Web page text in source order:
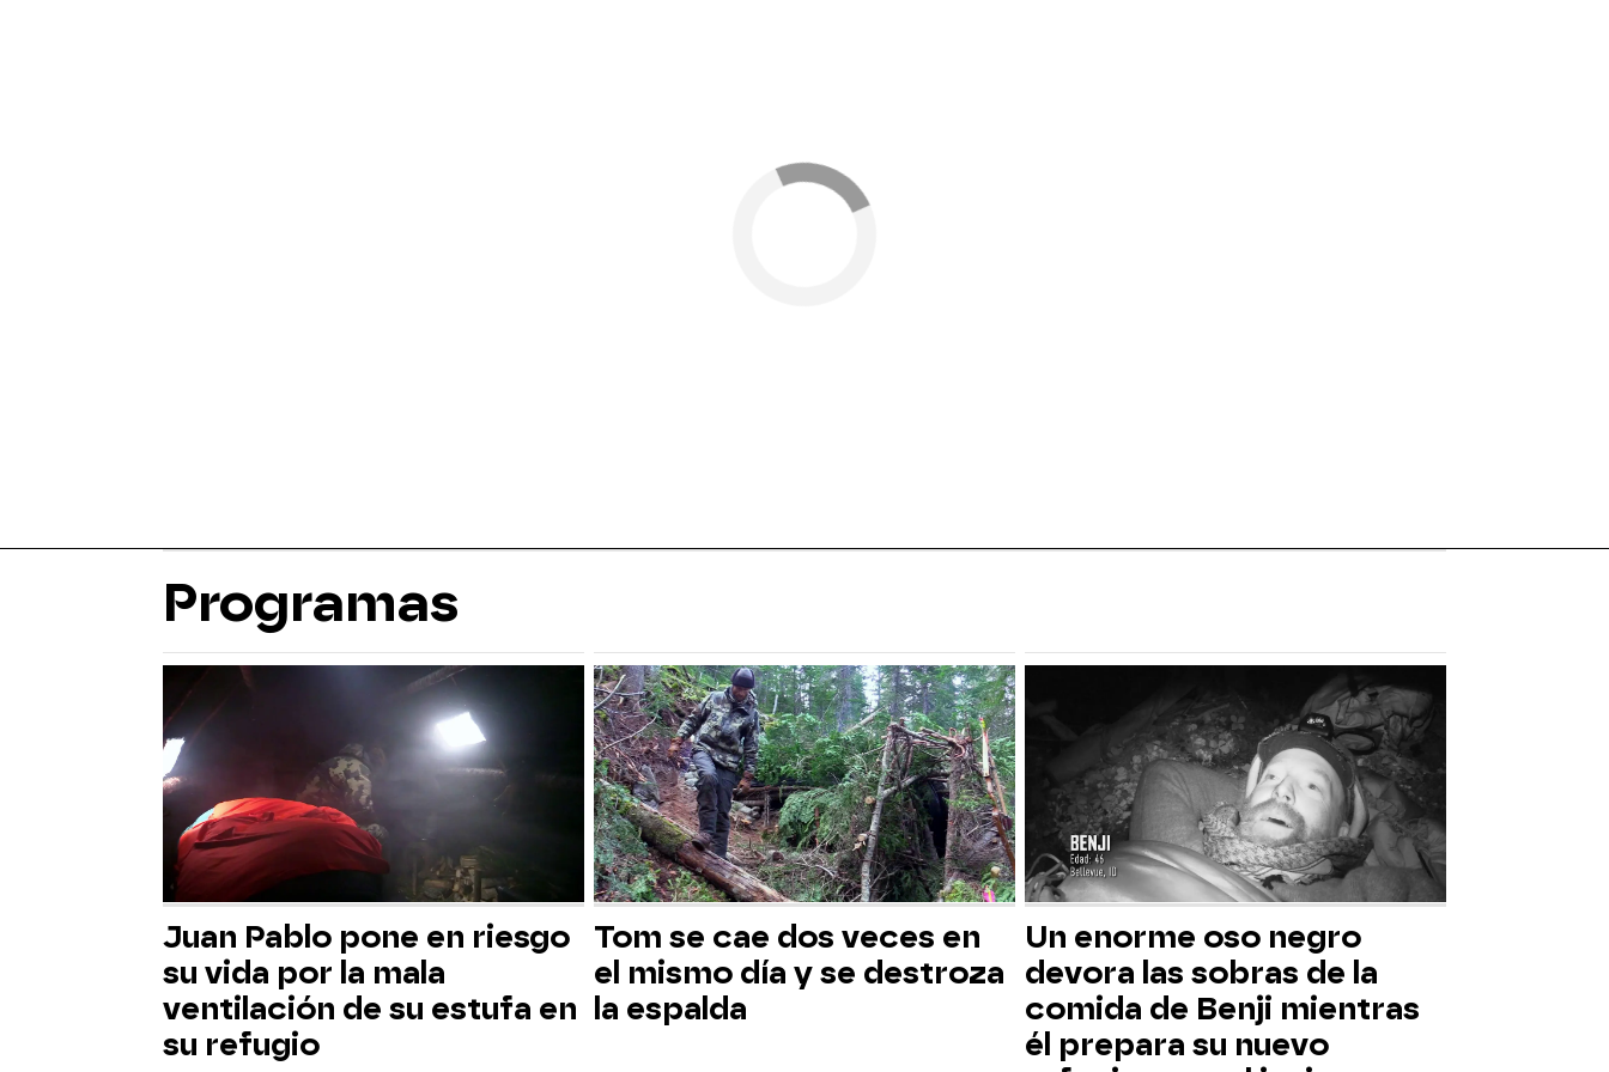
Programas
Juan Pablo pone en riesgo
su vida por la mala
ventilación de su estufa en
su refugio
Tom se cae dos veces en
el mismo día y se destroza
la espalda
Un enorme oso negro
devora las sobras de la
comida de Benji mientras
él prepara su nuevo